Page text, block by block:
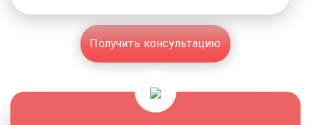
Получить консультацию